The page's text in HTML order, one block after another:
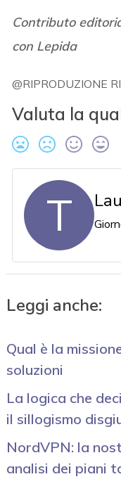
Contributo
con Lepida
@RIPRODUZIONE
Valuta la
T
Leggi anche:
Qual è la
soluzioni
La logica che
il sillogismo
NordVPN: la
analisi dei piani